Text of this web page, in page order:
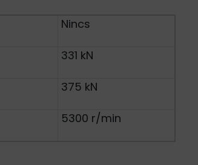
Nincs
331 kN
375 kN
5300 r/min